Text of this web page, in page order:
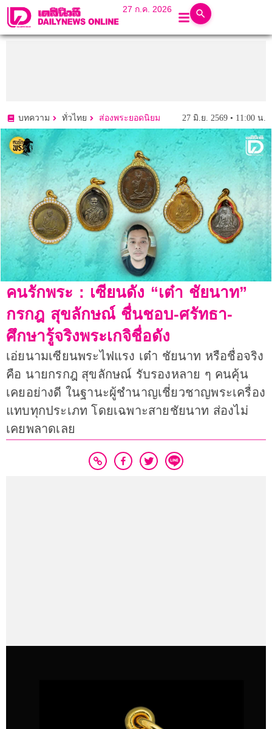
27 ก.ค. 2026
บทความ ทั่วไทย ส่องพระยอดนิยม 27 มิ.ย. 2569 • 11:00 น.
คนรักพระ : เซียนดัง “เต๋า ชัยนาท”
กรกฎ สุขลักษณ์ ชื่นชอบ-ศรัทธา-
ศึกษารู้จริงพระเกจิชื่อดัง
เอ่ยนามเซียนพระไฟแรง เต๋า ชัยนาท หรือชื่อจริง
คือ นายกรกฎ สุขลักษณ์ รับรองหลาย ๆ คนคุ้น
เคยอย่างดี ในฐานะผู้ชำนาญเชี่ยวชาญพระเครื่อง
แทบทุกประเภท โดยเฉพาะสายชัยนาท ส่องไม่
เคยพลาดเลย